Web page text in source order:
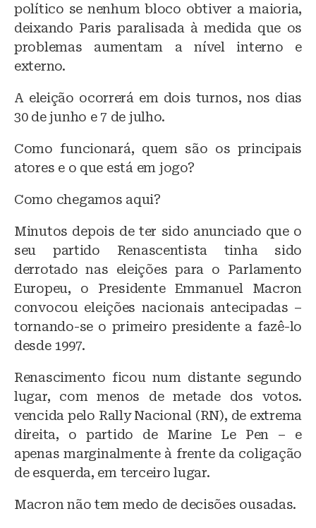
político se nenhum bloco obtiver a maioria,
deixando Paris paralisada à medida que os
problemas aumentam a nível interno e
externo.
A eleição ocorrerá em dois turnos, nos dias
30 de junho e 7 de julho.
Como funcionará, quem são os principais
atores e o que está em jogo?
Como chegamos aqui?
Minutos depois de ter sido anunciado que o
seu partido Renascentista tinha sido
derrotado nas eleições para o Parlamento
Europeu, o Presidente Emmanuel Macron
convocou eleições nacionais antecipadas –
tornando-se o primeiro presidente a fazê-lo
desde 1997.
Renascimento ficou num distante segundo
lugar, com menos de metade dos votos.
vencida pelo Rally Nacional (RN), de extrema
direita, o partido de Marine Le Pen – e
apenas marginalmente à frente da coligação
de esquerda, em terceiro lugar.
Macron não tem medo de decisões ousadas.